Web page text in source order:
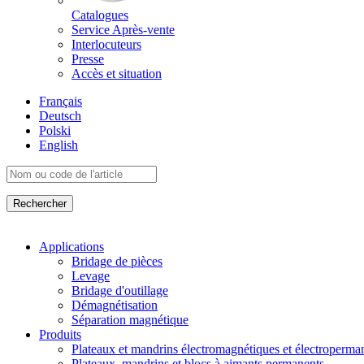
Catalogues
Service Après-vente
Interlocuteurs
Presse
Accès et situation
Français
Deutsch
Polski
English
Applications
Bridage de pièces
Levage
Bridage d'outillage
Démagnétisation
Séparation magnétique
Produits
Plateaux et mandrins électromagnétiques et